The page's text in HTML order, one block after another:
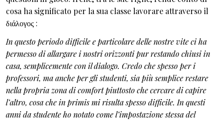
cosa ha significato per la sua classe lavorare attraverso il
διάλογος :
In questo periodo difficile e particolare delle nostre vite ci ha
permesso di allargare i nostri orizzonti pur restando chiusi in
casa, semplicemente con il dialogo. Credo che spesso per i
professori, ma anche per gli studenti, sia più semplice restare
nella propria zona di comfort piuttosto che cercare di capire
l’altro, cosa che in primis mi risulta spesso difficile. In questi
anni da studente ho notato come l’impostazione stessa del